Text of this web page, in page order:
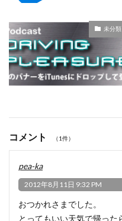
未分類
コメント （1件）
pea-ka
2012年8月11日 9:32 PM
おつかれさまでした。
とってもいい天気で帰った